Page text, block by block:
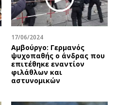
17/06/2024
Αμβούργο: Γερμανός
ψυχοπαθής ο άνδρας που
επιτέθηκε εναντίον
φιλάθλων και
αστυνομικών